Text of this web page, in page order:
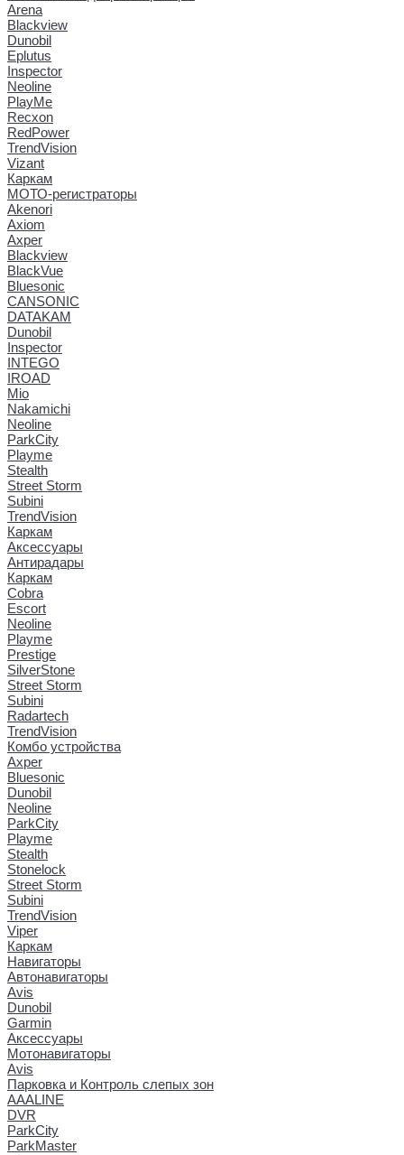
Arena
Blackview
Dunobil
Eplutus
Inspector
Neoline
PlayMe
Recxon
RedPower
TrendVision
Vizant
Каркам
МОТО-регистраторы
Akenori
Axiom
Axper
Blackview
BlackVue
Bluesonic
CANSONIC
DATAKAM
Dunobil
Inspector
INTEGO
IROAD
Mio
Nakamichi
Neoline
ParkCity
Playme
Stealth
Street Storm
Subini
TrendVision
Каркам
Аксессуары
Антирадары
Каркам
Cobra
Escort
Neoline
Playme
Prestige
SilverStone
Street Storm
Subini
Radartech
TrendVision
Комбо устройства
Axper
Bluesonic
Dunobil
Neoline
ParkCity
Playme
Stealth
Stonelock
Street Storm
Subini
TrendVision
Viper
Каркам
Навигаторы
Автонавигаторы
Avis
Dunobil
Garmin
Аксессуары
Мотонавигаторы
Avis
Парковка и Контроль слепых зон
AAALINE
DVR
ParkCity
ParkMaster